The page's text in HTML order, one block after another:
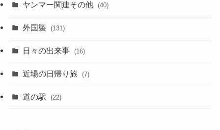
ヤンマー関連その他 (40)
外国製 (131)
日々の出来事 (16)
近場の日帰り旅 (7)
道の駅 (22)